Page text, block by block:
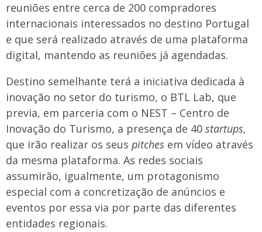
reuniões entre cerca de 200 compradores
internacionais interessados no destino Portugal
e que será realizado através de uma plataforma
digital, mantendo as reuniões já agendadas.
Destino semelhante terá a iniciativa dedicada à
inovação no setor do turismo, o BTL Lab, que
previa, em parceria com o NEST – Centro de
Inovação do Turismo, a presença de 40 startups,
que irão realizar os seus pitches em vídeo através
da mesma plataforma. As redes sociais
assumirão, igualmente, um protagonismo
especial com a concretização de anúncios e
eventos por essa via por parte das diferentes
entidades regionais.